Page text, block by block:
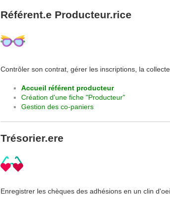
Référent.e Producteur.rice
Contrôler son contrat, gérer les inscriptions, la
Accueil référent producteur
Création d'une fiche "Producteur"
Gestion des co-paniers
Trésorier.ere
Enregistrer les chèques des adhésions en un clin